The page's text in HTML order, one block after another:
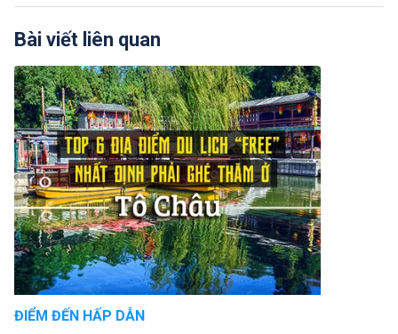
Bài viết liên quan
ĐIỂM ĐẾN HẤP DẪN